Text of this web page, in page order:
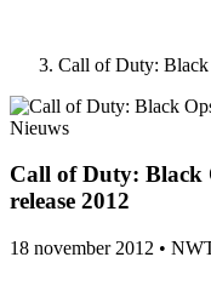
Call of Duty: Black
Nieuws
Call of Duty: Black
release 2012
18 november 2012 •